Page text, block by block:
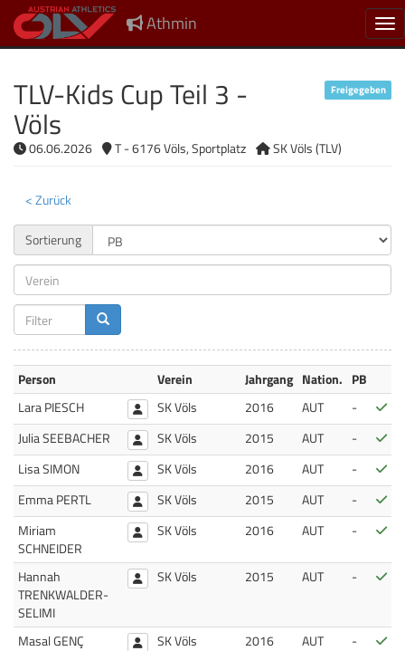
Athmin
TLV-Kids Cup Teil 3 -
Völs
Freigegeben
06.06.2026 T - 6176 Völs, Sportplatz SK Völs (TLV)
< Zurück
Sortierung
Person Verein Jahrgang Nation. PB
Lara PIESCH
SK Völs 2016 AUT -
Julia SEEBACHER
SK Völs 2015 AUT -
Lisa SIMON
SK Völs 2016 AUT -
Emma PERTL
SK Völs 2015 AUT -
Miriam
SCHNEIDER
SK Völs 2016 AUT -
Hannah
TRENKWALDER-
SELIMI
SK Völs 2015 AUT -
Masal GENÇ SK Völs 2016 AUT -